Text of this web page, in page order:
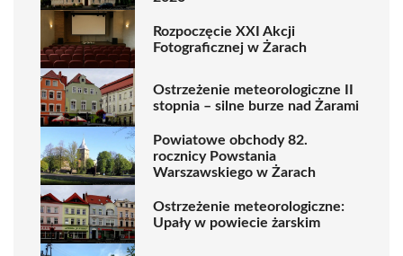
Rozpoczęcie XXI Akcji
Fotograficznej w Żarach
Ostrzeżenie meteorologiczne II
stopnia – silne burze nad Żarami
Powiatowe obchody 82.
rocznicy Powstania
Warszawskiego w Żarach
Ostrzeżenie meteorologiczne:
Upały w powiecie żarskim